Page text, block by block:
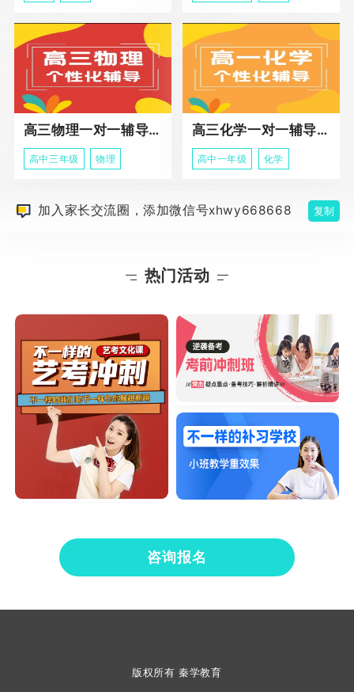
高三物理一对一辅导课程
高中三年级 物理
高三化学一对一辅导课程
高中一年级 化学
加入家长交流圈，添加微信号xhwy668668 复制
热门活动
咨询报名
版权所有 秦学教育